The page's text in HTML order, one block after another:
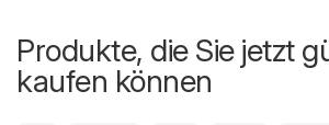
Produkte, die Sie jetzt
kaufen können